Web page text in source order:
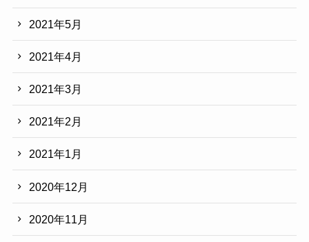
2021年5月
2021年4月
2021年3月
2021年2月
2021年1月
2020年12月
2020年11月